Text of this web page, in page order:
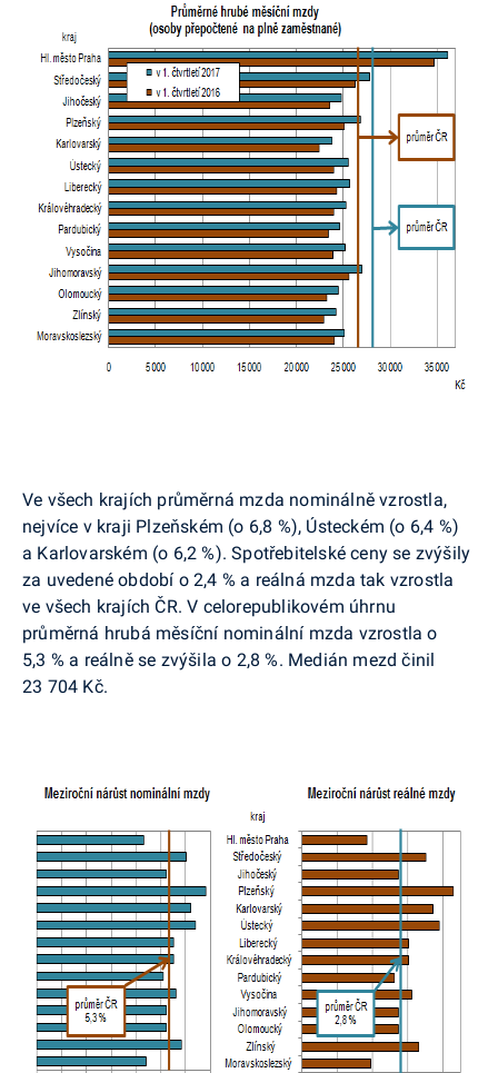
Ve všech krajích průměrná mzda nominálně vzrostla,
nejvíce v kraji Plzeňském (o 6,8 %), Ústeckém (o 6,4 %)
a Karlovarském (o 6,2 %). Spotřebitelské ceny se zvýšily
za uvedené období o 2,4 % a reálná mzda tak vzrostla
ve všech krajích ČR. V celorepublikovém úhrnu
průměrná hrubá měsíční nominální mzda vzrostla o
5,3 % a reálně se zvýšila o 2,8 %. Medián mezd činil
23 704 Kč.